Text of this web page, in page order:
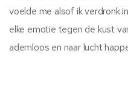
voelde me alsof ik verdronk
elke emotie tegen de kust
ademloos en naar lucht